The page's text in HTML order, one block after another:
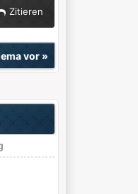
Zitieren
vor»